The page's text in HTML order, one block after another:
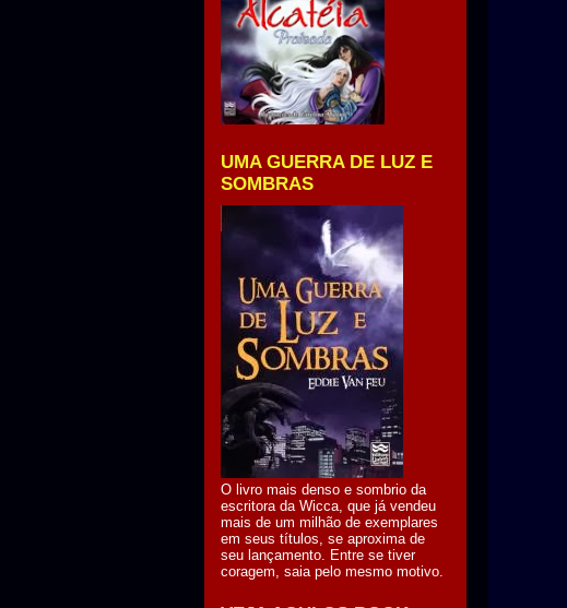
UMA GUERRA DE LUZ E
SOMBRAS
O livro mais denso e sombrio da
escritora da Wicca, que já vendeu
mais de um milhão de exemplares
em seus títulos, se aproxima de
seu lançamento. Entre se tiver
coragem, saia pelo mesmo motivo.